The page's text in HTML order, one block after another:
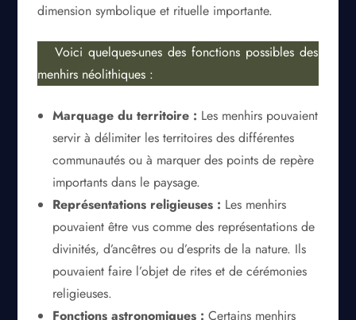
dimension symbolique et rituelle importante.
Voici quelques-unes des fonctions possibles des
menhirs néolithiques :
Marquage du territoire : Les menhirs pouvaient
servir à délimiter les territoires des différentes
communautés ou à marquer des points de repère
importants dans le paysage.
Représentations religieuses : Les menhirs
pouvaient être vus comme des représentations de
divinités, d’ancêtres ou d’esprits de la nature. Ils
pouvaient faire l’objet de rites et de cérémonies
religieuses.
Fonctions astronomiques : Certains menhirs